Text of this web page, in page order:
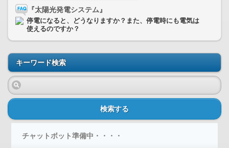
『太陽光発電システム』
停電になると、どうなりますか？また、停電時にも電気は
使えるのですか？
キーワード検索
検索する
チャットボット準備中・・・・